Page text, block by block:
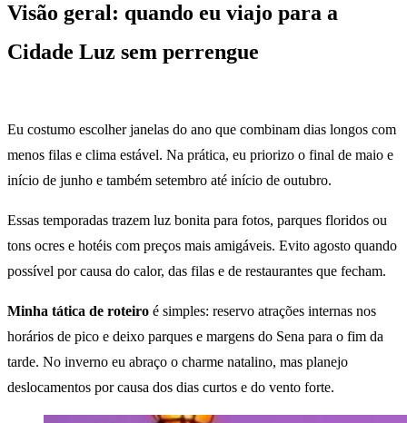
Visão geral: quando eu viajo para a
Cidade Luz sem perrengue
Eu costumo escolher janelas do ano que combinam dias longos com
menos filas e clima estável. Na prática, eu priorizo o final de maio e
início de junho e também setembro até início de outubro.
Essas temporadas trazem luz bonita para fotos, parques floridos ou
tons ocres e hotéis com preços mais amigáveis. Evito agosto quando
possível por causa do calor, das filas e de restaurantes que fecham.
Minha tática de roteiro é simples: reservo atrações internas nos
horários de pico e deixo parques e margens do Sena para o fim da
tarde. No inverno eu abraço o charme natalino, mas planejo
deslocamentos por causa dos dias curtos e do vento forte.